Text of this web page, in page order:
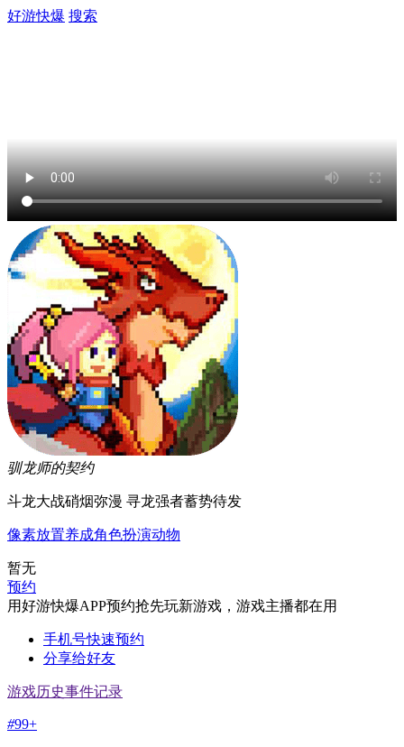
好游快爆 搜索
驯龙师的契约
斗龙大战硝烟弥漫 寻龙强者蓄势待发
像素放置养成角色扮演动物
暂无
预约
用好游快爆APP预约抢先玩新游戏，游戏主播都在用
手机号快速预约
分享给好友
游戏历史事件记录
#99+